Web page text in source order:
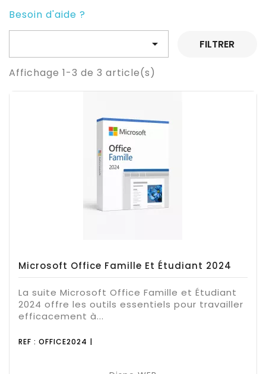
Besoin d'aide ?
 FILTRER
Affichage 1-3 de 3 article(s)
Microsoft Office Famille Et Étudiant 2024
La suite Microsoft Office Famille et Étudiant
2024 offre les outils essentiels pour travailler
efficacement à...
REF : OFFICE2024 |